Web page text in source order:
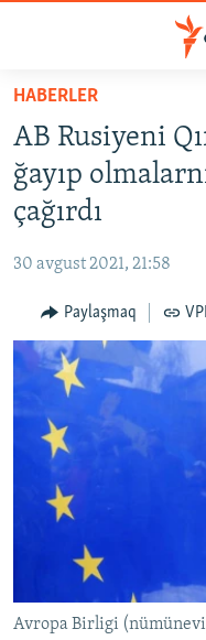
Esas
qaytmaq
Baş
navigatsiyağa
qaytmaq
Qıdıruvğa
qaytmaq
SİYASET
İQTİSADİYAT
MEDENİYET
İNSAN AQLARI
VİDEO
SÜRET
BLOGLAR
FİKİR
Українською
QOŞULIÑIZ!
HABERLER
AB Rusiyeni
ğayıp
çağırdı
30 avgust 2021, 21:58
Paylaşmaq
Avropa Birligi